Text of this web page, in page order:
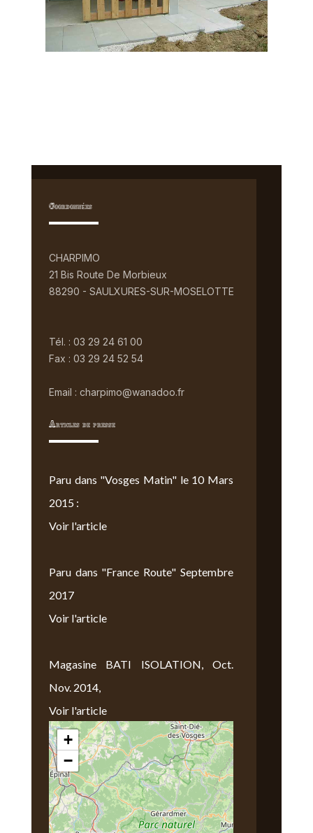
Coordonnées
CHARPIMO
21 Bis Route De Morbieux
88290 - SAULXURES-SUR-MOSELOTTE
Tél. : 03 29 24 61 00
Fax : 03 29 24 52 54
Email : charpimo@wanadoo.fr
Articles de presse
Paru dans "Vosges Matin" le 10 Mars
2015 :
Voir l'article
Paru dans "France Route" Septembre
2017
Voir l'article
Magasine BATI ISOLATION, Oct.
Nov. 2014,
Voir l'article
Nous Trouver
+
−